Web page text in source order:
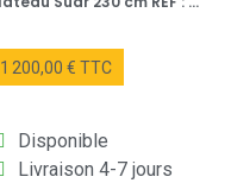
1 200,00 € TTC
Disponible
Livraison 4-7 jours